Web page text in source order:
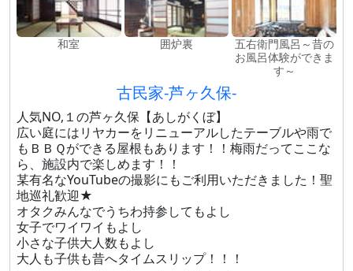
和室 囲炉裏
五右衛門風呂～昔の
お風呂体験ができま
す～
古民家-芦ヶ久保-
人気NO,１の芦ヶ久保【あしがくぼ】
広い庭にはリヤカーをリニューアルしたテーブルや雨で
もＢＢＱができる屋根もあります！！梅雨だってここな
ら、施設内で楽しめます！！
某有名なYouTubeの撮影にもご利用いただきました！聖
地巡礼歓迎★
オタクみんなでうちわ持参してもよし
女子でワイワイもよし
小さな子供大人数もよし
大人も子供も昔へタイムスリップ！！！